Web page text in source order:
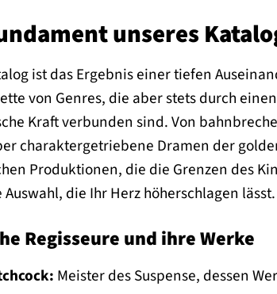
unseres
ist das Ergebnis einer tiefen
von Genres, die aber stets durch
Kraft verbunden sind. Von
charaktergetriebene Dramen der
Produktionen, die die Grenzen des
die Ihr Herz höherschlagen lässt.
Regisseure und ihre Werke
Meister des Suspense, dessen